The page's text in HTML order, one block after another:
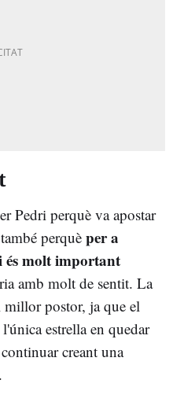
Pedri perquè va apostar
perquè per a
molt important
amb molt de sentit. La
millor postor, ja que el
estrella en quedar
creant una